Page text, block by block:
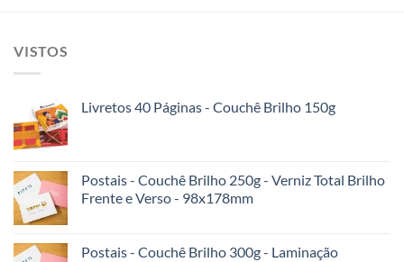
VISTOS
Livretos 40 Páginas - Couchê Brilho 150g
Postais - Couchê Brilho 250g - Verniz Total Brilho
Frente e Verso - 98x178mm
Postais - Couchê Brilho 300g - Laminação